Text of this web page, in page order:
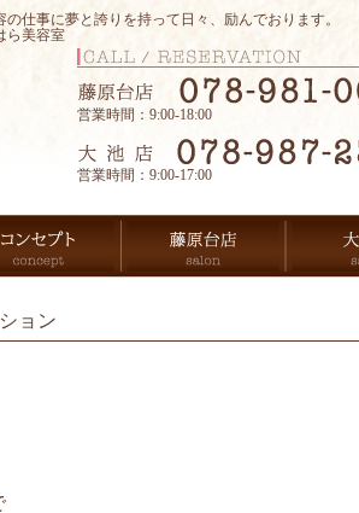
仕事に夢と誇りを持って日々、励んでおります。
ら美容室
営業時間：9:00-18:00
営業時間：9:00-17:00
ョン